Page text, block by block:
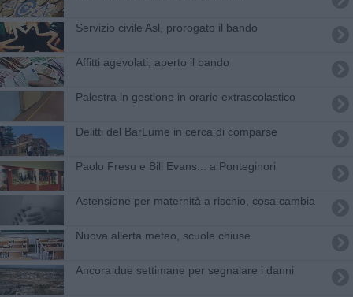
Servizio civile Asl, prorogato il bando
Affitti agevolati, aperto il bando
Palestra in gestione in orario extrascolastico
Delitti del BarLume in cerca di comparse
Paolo Fresu e Bill Evans... a Ponteginori
Astensione per maternità a rischio, cosa cambia
Nuova allerta meteo, scuole chiuse
Ancora due settimane per segnalare i danni